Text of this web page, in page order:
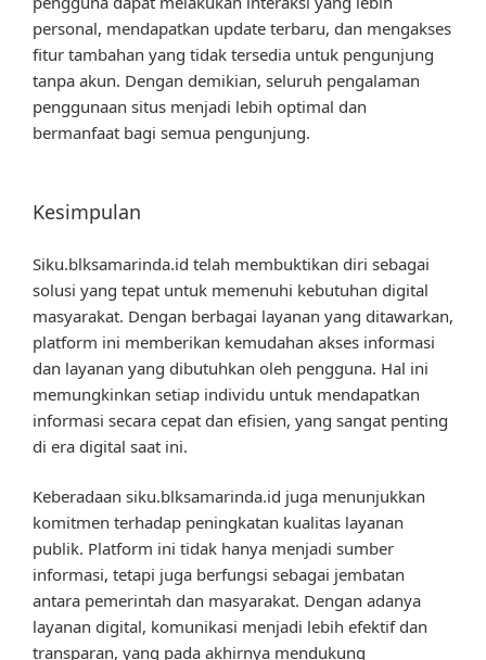
personal, mendapatkan update terbaru, dan mengakses
fitur tambahan yang tidak tersedia untuk pengunjung
tanpa akun. Dengan demikian, seluruh pengalaman
penggunaan situs menjadi lebih optimal dan
bermanfaat bagi semua pengunjung.
Kesimpulan
Siku.blksamarinda.id telah membuktikan diri sebagai
solusi yang tepat untuk memenuhi kebutuhan digital
masyarakat. Dengan berbagai layanan yang ditawarkan,
platform ini memberikan kemudahan akses informasi
dan layanan yang dibutuhkan oleh pengguna. Hal ini
memungkinkan setiap individu untuk mendapatkan
informasi secara cepat dan efisien, yang sangat penting
di era digital saat ini.
Keberadaan siku.blksamarinda.id juga menunjukkan
komitmen terhadap peningkatan kualitas layanan
publik. Platform ini tidak hanya menjadi sumber
informasi, tetapi juga berfungsi sebagai jembatan
antara pemerintah dan masyarakat. Dengan adanya
layanan digital, komunikasi menjadi lebih efektif dan
transparan, yang pada akhirnya mendukung